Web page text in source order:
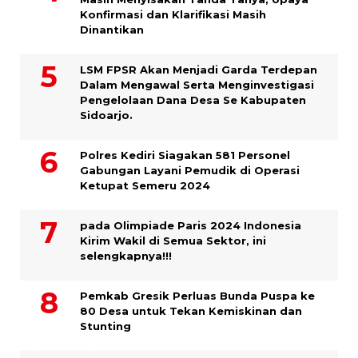
Konfirmasi dan Klarifikasi Masih
Dinantikan
LSM FPSR Akan Menjadi Garda Terdepan
Dalam Mengawal Serta Menginvestigasi
Pengelolaan Dana Desa Se Kabupaten
Sidoarjo.
Polres Kediri Siagakan 581 Personel
Gabungan Layani Pemudik di Operasi
Ketupat Semeru 2024
pada Olimpiade Paris 2024 Indonesia
Kirim Wakil di Semua Sektor, ini
selengkapnya!!!
Pemkab Gresik Perluas Bunda Puspa ke
80 Desa untuk Tekan Kemiskinan dan
Stunting